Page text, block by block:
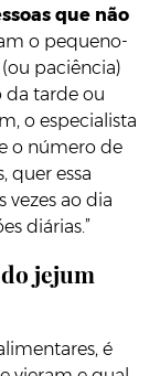
que não
o pequeno-
paciência)
da tarde ou
o especialista
o número de
quer essa
ao dia
diárias.”
jejum
é